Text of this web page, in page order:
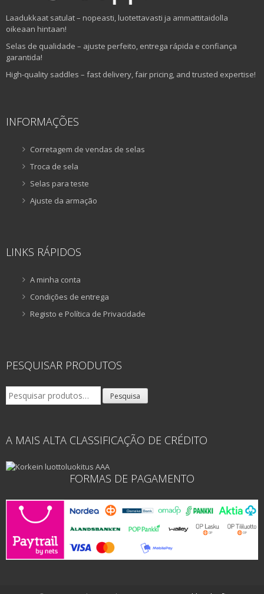
Laadukkaat satulat – nopeasti, luotettavasti ja ammattitaidolla
oikeaan hintaan!
Selas de qualidade – ajuste perfeito, entrega rápida e confiança
garantida!
High-quality saddles – fast delivery, fair pricing, and trusted expertise!
INFORMAÇÕES
Corretagem de vendas de selas
Troca de sela
Selas para teste
Ajuste da armação
LINKS RÁPIDOS
A minha conta
Condições de entrega
Registo e Política de Privacidade
PESQUISAR PRODUTOS
Pesquisar
por:
Pesquisa
A MAIS ALTA CLASSIFICAÇÃO DE CRÉDITO
FORMAS DE PAGAMENTO